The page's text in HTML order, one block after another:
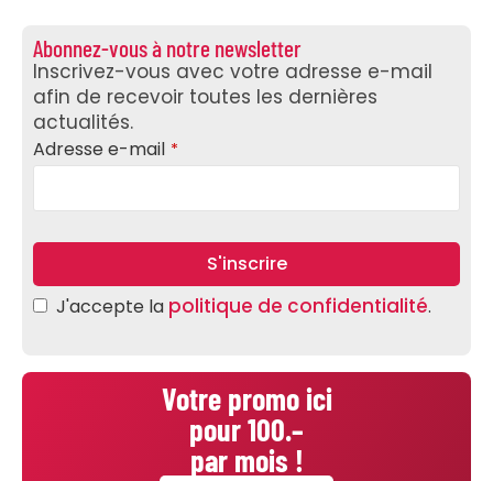
Abonnez-vous à notre newsletter
Inscrivez-vous avec votre adresse e-mail
afin de recevoir toutes les dernières
actualités.
Adresse e-mail *
S'inscrire
J'accepte la politique de confidentialité.
Email *
Votre promo ici
pour 100.–
par mois !